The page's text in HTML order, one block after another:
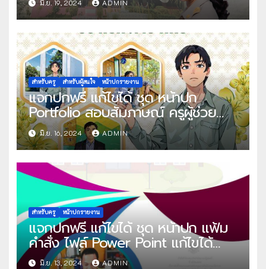
ศึกษาธิการ การย้ายกรณีปกติ รอบที่ 1
พ.ศ.2567 พร้อมหน้าปก โดย คุณครู
นิรมล แก้วพวง
มิ.ย. 19, 2024 ADMIN
สำหรับครู สำหรับผู้สนใจ หน้าปกรายงาน
แจกปกฟรี แก้ไขได้ ชุด หน้าปก
Portfolio สอบสัมภาษณ์ ครูผู้ช่วย
ไฟล์ Power Point และไฟล์ เทมเพลต
Canva แก้ไขได้ โดย ครูนัท กราฟิก
มิ.ย. 16, 2024 ADMIN
สำหรับครู หน้าปกรายงาน
แจกปกฟรี แก้ไขได้ ชุด หน้าปก แฟ้ม
คำสั่ง ไฟล์ Power Point แก้ไขได้
โดย ปันสื่อการสอน ครูเอกชัย
มิ.ย. 13, 2024 ADMIN